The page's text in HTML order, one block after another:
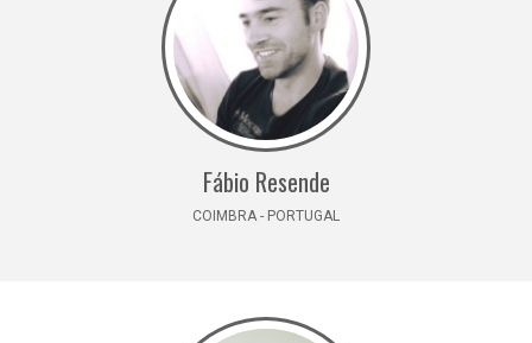
Fábio Resende
COIMBRA - PORTUGAL